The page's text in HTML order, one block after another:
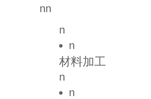
nn
n
n
材料加工
n
n